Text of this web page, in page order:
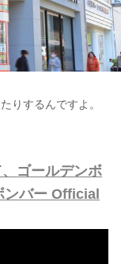
りするんですよ。
ゴールデンボ
ンバー Official